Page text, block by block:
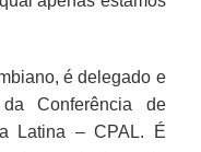
é delegado e
Conferência de
Latina – CPAL. É